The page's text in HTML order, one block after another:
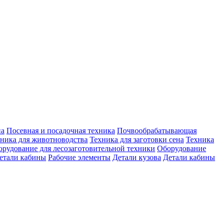
Посевная и посадочная техника Почвообрабатывающая
для животноводства Техника для заготовки сена Техника
для лесозаготовительной техники Оборудование
кабины Рабочие элементы Детали кузова Детали кабины